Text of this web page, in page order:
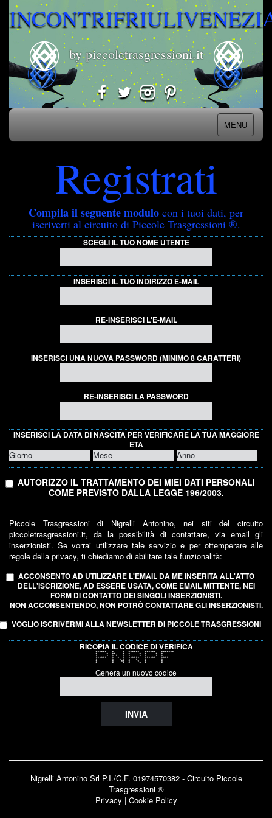
by piccoletrasgressioni.it
MENU
Registrati
Compila il seguente modulo con i tuoi dati, per
iscriverti al circuito di Piccole Trasgressioni ®.
SCEGLI IL TUO NOME UTENTE
INSERISCI IL TUO INDIRIZZO E-MAIL
RE-INSERISCI L'E-MAIL
INSERISCI UNA NUOVA PASSWORD (MINIMO 8 CARATTERI)
RE-INSERISCI LA PASSWORD
INSERISCI LA DATA DI NASCITA PER VERIFICARE LA TUA MAGGIORE
ETÀ
AUTORIZZO IL TRATTAMENTO DEI MIEI DATI PERSONALI
COME PREVISTO DALLA LEGGE 196/2003.
Piccole Trasgressioni di Nigrelli Antonino, nei siti del circuito
piccoletrasgressioni.it, da la possibilità di contattare, via email gli
inserzionisti. Se vorrai utilizzare tale servizio e per ottemperare alle
regole della privacy, ti chiediamo di abilitare tale funzionalità:
ACCONSENTO AD UTILIZZARE L'EMAIL DA ME INSERITA ALL'ATTO
DELL'ISCRIZIONE, AD ESSERE USATA, COME EMAIL MITTENTE, NEI
FORM DI CONTATTO DEI SINGOLI INSERZIONISTI.
NON ACCONSENTENDO, NON POTRÒ CONTATTARE GLI INSERZIONISTI.
VOGLIO ISCRIVERMI ALLA NEWSLETTER DI PICCOLE TRASGRESSIONI
RICOPIA IL CODICE DI VERIFICA
****** * * ****** ****** *******
* * ** * * * * * *
* * * * * * * * * *
****** * * * ****** ****** ****
* * * * * * * *
* * ** * * * *
* * * * * * *
Genera un nuovo codice
INVIA
Nigrelli Antonino Srl P.I./C.F. 01974570382 - Circuito Piccole
Trasgressioni ®
Privacy | Cookie Policy